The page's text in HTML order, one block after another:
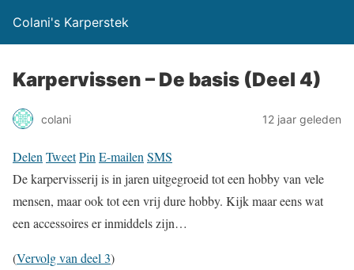
Colani's Karperstek
Karpervissen – De basis (Deel 4)
colani 12 jaar geleden
Delen TweetPin E-mailen SMS
De karpervisserij is in jaren uitgegroeid tot een hobby van vele
mensen, maar ook tot een vrij dure hobby. Kijk maar eens wat
een accessoires er inmiddels zijn…
(Vervolg van deel 3)